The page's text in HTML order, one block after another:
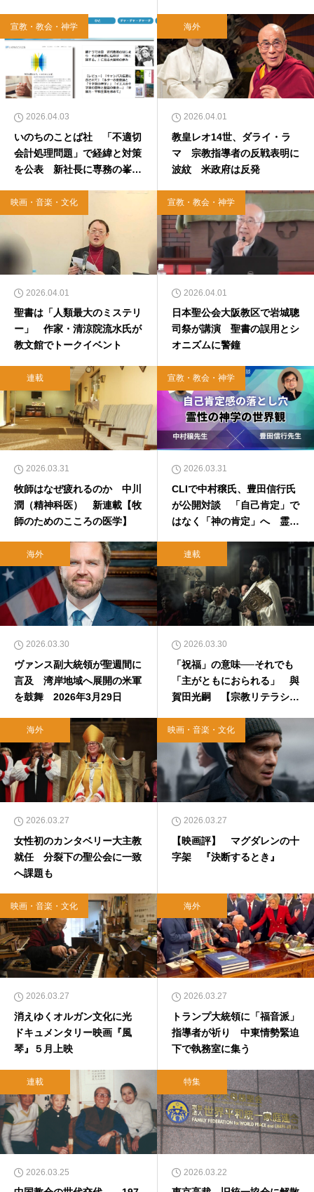
定」
宣教・教会・神学
2026.04.03
いのちのことば社 「不適切
会計処理問題」で経緯と対策
を公表 新社長に専務の峯島
海外
2026.04.01
教皇レオ14世、ダライ・ラ
マ 宗教指導者の反戦表明に
波紋 米政府は反発
映画・音楽・文化
2026.04.01
聖書は「人類最大のミステリ
ー」 作家・清涼院流水氏が
教文館でトークイベント
宣教・教会・神学
2026.04.01
日本聖公会大阪教区で岩城聰
司祭が講演 聖書の誤用とシ
オニズムに警鐘
連載
2026.03.31
牧師はなぜ疲れるのか 中川
潤（精神科医） 新連載【牧
師のためのこころの医学】
宣教・教会・神学
2026.03.31
CLIで中村穣氏、豊田信行氏
が公開対談 「自己肯定」で
はなく「神の肯定」へ 霊性
海外
2026.03.30
ヴァンス副大統領が聖週間に
言及 湾岸地域へ展開の米軍
を鼓舞 2026年3月29日
連載
2026.03.30
「祝福」の意味──それでも
「主がともにおられる」 與
賀田光嗣 【宗教リテラシー
海外
2026.03.27
女性初のカンタベリー大主教
就任 分裂下の聖公会に一致
へ課題も
映画・音楽・文化
2026.03.27
【映画評】 マグダレンの十
字架 『決断するとき』
映画・音楽・文化
2026.03.27
消えゆくオルガン文化に光
ドキュメンタリー映画『風
琴』５月上映
海外
2026.03.27
トランプ大統領に「福音派」
指導者が祈り 中東情勢緊迫
下で執務室に集う
連載
2026.03.25
特集
2026.03.22